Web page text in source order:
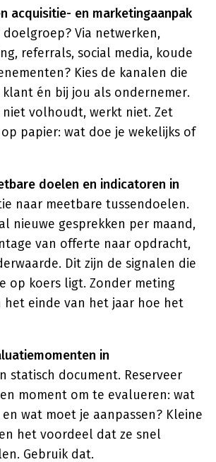
acquisitie- en marketingaanpak
doelgroep? Via netwerken,
referrals, social media, koude
Kies de kanalen die
klant én bij jou als ondernemer.
niet volhoudt, werkt niet. Zet
papier: wat doe je wekelijks of
doelen en indicatoren in
naar meetbare tussendoelen.
nieuwe gesprekken per maand,
van offerte naar opdracht,
Dit zijn de signalen die
op koers ligt. Zonder meting
het einde van het jaar hoe het
in
statisch document. Reserveer
moment om te evalueren: wat
wat moet je aanpassen? Kleine
het voordeel dat ze snel
Gebruik dat.